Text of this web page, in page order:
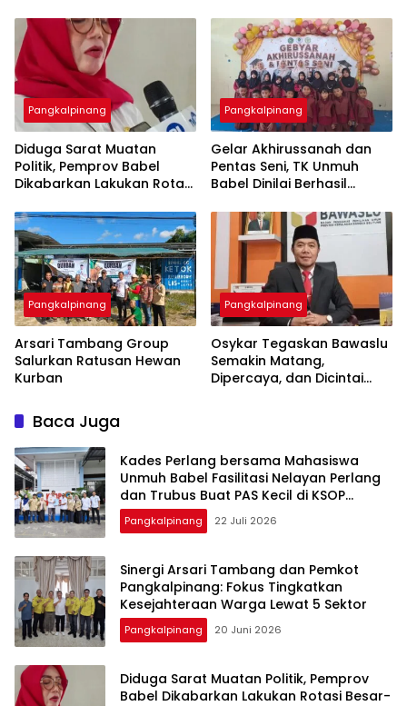
di KSOP Pangkalbalam
Pangkalpinang
‎Diduga Sarat Muatan
Politik, Pemprov Babel
Dikabarkan Lakukan Rotasi
Pangkalpinang
‎Gelar Akhirussanah dan
Pentas Seni, TK Unmuh
Babel Dinilai Berhasil
Pangkalpinang
‎Arsari Tambang Group
Salurkan Ratusan Hewan
Kurban
Pangkalpinang
Osykar Tegaskan Bawaslu
Semakin Matang,
Dipercaya, dan Dicintai
Baca Juga
Kades Perlang bersama Mahasiswa
Unmuh Babel Fasilitasi Nelayan Perlang
dan Trubus Buat PAS Kecil di KSOP
Pangkalbalam
Pangkalpinang 22 Juli 2026
‎Sinergi Arsari Tambang dan Pemkot
Pangkalpinang: Fokus Tingkatkan
Pangkalpinang 20 Juni 2026
‎Diduga Sarat Muatan Politik, Pemprov
Babel Dikabarkan Lakukan Rotasi Besar-